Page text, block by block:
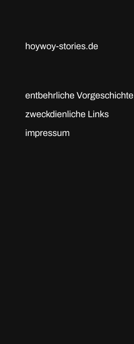
hoywoy-stories.de
entbehrliche Vorgeschichte
zweckdienliche Links
impressum